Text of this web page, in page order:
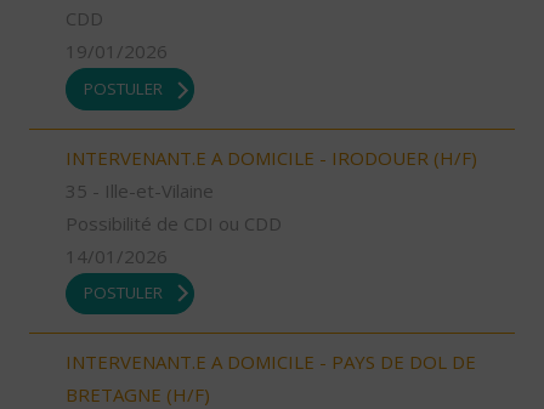
CDD
19/01/2026
POSTULER
INTERVENANT.E A DOMICILE - IRODOUER (H/F)
35 - Ille-et-Vilaine
Possibilité de CDI ou CDD
14/01/2026
POSTULER
INTERVENANT.E A DOMICILE - PAYS DE DOL DE
BRETAGNE (H/F)